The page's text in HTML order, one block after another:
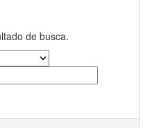
de busca.